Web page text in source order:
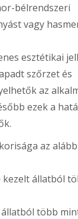
bélrendszeri
vagy
esztétikai
szőrzet és
az
ezek a
az
kezelt állatból
több